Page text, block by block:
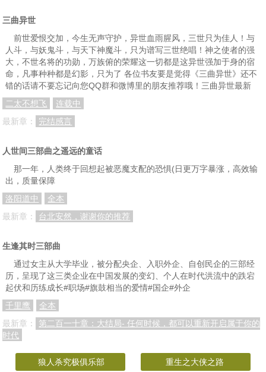
第118章 戏志才之才 第119章 曹嵩过境 第120章 命也
第121章 风雨杀人夜 第122章 天意未至 第123章 大惊
第124章 联姻 第125章 曹操起兵 第126章 大战起
第133章 扈质
第136章 身在曹营
第139章 实力求死
第141章 谋吕布 第142章 小吏
第144章 郭嘉决断
简单聊一聊 第147章 识破 第148章 战起
第149章 曹操怒了 第150章 被擒
第152章 曹仁
请假 第155章 来者何人？ 第156章 乐极
第160章 疑惑 第161章 逃跑 第162章 斩乞报来
三曲异世
前世爱恨交加，今生无声守护，异世血雨腥风，三世只为佳人！与
人斗，与妖鬼斗，与天下神魔斗，只为谱写三世绝唱！神之使者的强
大，不世名将的功勋，万族俯的荣耀这一切都是这异世强加于身的宿
命，凡事种种都是幻影，只为了 各位书友要是觉得《三曲异世》还不
错的话请不要忘记向您QQ群和微博里的朋友推荐哦！三曲异世最新
二太不想飞
连载中
最新章：
完结感言
人世间三部曲之遥远的童话
那一年，人类终于回想起被恶魔支配的恐惧(日更万字暴涨，高效输
出，质量保障
洛阳道中
全本
最新章：
台北安然，谢谢你的推荐
生逢其时三部曲
通过女主从大学毕业，被分配央企、入职外企、自创民企的三部经
历，呈现了这三类企业在中国发展的变幻、个人在时代洪流中的跌宕
起伏和历练成长#职场#旗鼓相当的爱情#国企#外企
千里鹰
全本
最新章：
第二百一十章：大结局- 任何时候，都可以重新开启属于你的
时代
狼人杀究极俱乐部 重生之大侠之路